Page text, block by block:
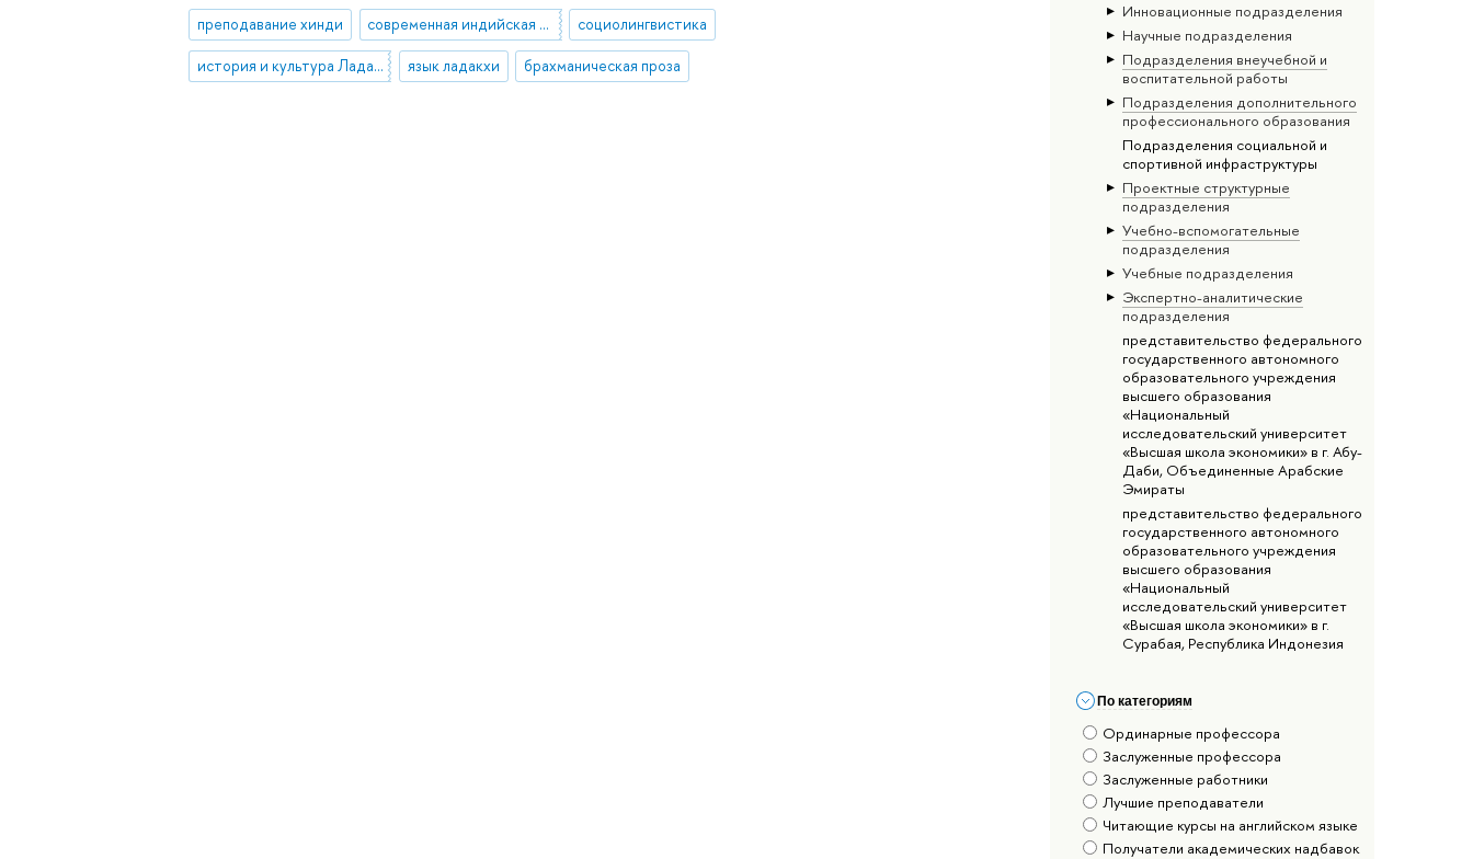
Инновационные подразделения
Научные подразделения
Подразделения внеучебной и
воспитательной работы
Подразделения дополнительного
профессионального образования
Подразделения социальной и
спортивной инфраструктуры
Проектные структурные
подразделения
Учебно-вспомогательные
подразделения
Учебные подразделения
Экспертно-аналитические
подразделения
представительство федерального
государственного автономного
образовательного учреждения
высшего образования
«Национальный
исследовательский университет
«Высшая школа экономики» в г. Абу-
Даби, Объединенные Арабские
Эмираты
представительство федерального
государственного автономного
образовательного учреждения
высшего образования
«Национальный
исследовательский университет
«Высшая школа экономики» в г.
Сурабая, Республика Индонезия
По категориям
Ординарные профессора
Заслуженные профессора
Заслуженные работники
Лучшие преподаватели
Читающие курсы на английском языке
Получатели академических надбавок
преподавание хинди современная индийская литература социолингвистика
история и культура Ладакха язык ладакхи брахманическая проза